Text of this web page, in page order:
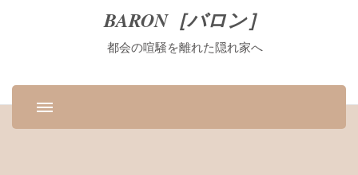
BARON［バロン］
都会の喧騒を離れた隠れ家へ